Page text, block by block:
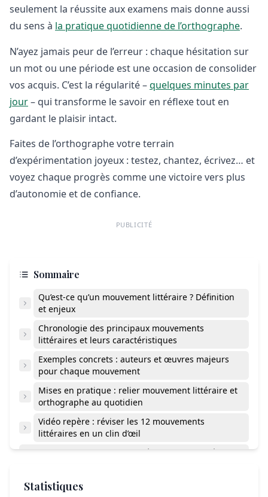
seulement la réussite aux examens mais donne aussi
du sens à la pratique quotidienne de l’orthographe.
N’ayez jamais peur de l’erreur : chaque hésitation sur
un mot ou une période est une occasion de consolider
vos acquis. C’est la régularité –quelques minutes par
jour– qui transforme le savoir en réflexe tout en
gardant le plaisir intact.
Faites de l’orthographe votre terrain
d’expérimentation joyeux : testez, chantez, écrivez… et
voyez chaque progrès comme une victoire vers plus
d’autonomie et de confiance.
PUBLICITÉ
Sommaire
Qu’est-ce qu’un mouvement littéraire ? Définition
et enjeux
Chronologie des principaux mouvements
littéraires et leurs caractéristiques
Exemples concrets : auteurs et œuvres majeurs
pour chaque mouvement
Mises en pratique : relier mouvement littéraire et
orthographe au quotidien
Vidéo repère : réviser les 12 mouvements
littéraires en un clin d’œil
Existe-t-il des mouvements littéraires du 21e siècle ?
les mouvements littéraires ?
Statistiques